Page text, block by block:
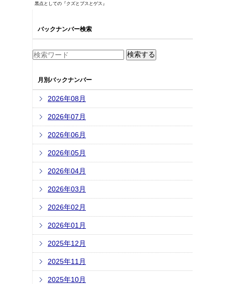
黒点としての『クズとブスとゲス』
バックナンバー検索
月別バックナンバー
2026年08月
2026年07月
2026年06月
2026年05月
2026年04月
2026年03月
2026年02月
2026年01月
2025年12月
2025年11月
2025年10月